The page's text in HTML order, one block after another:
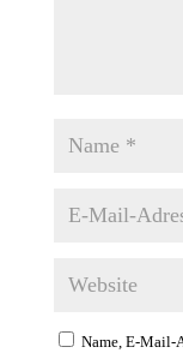
Name, E-Mail-